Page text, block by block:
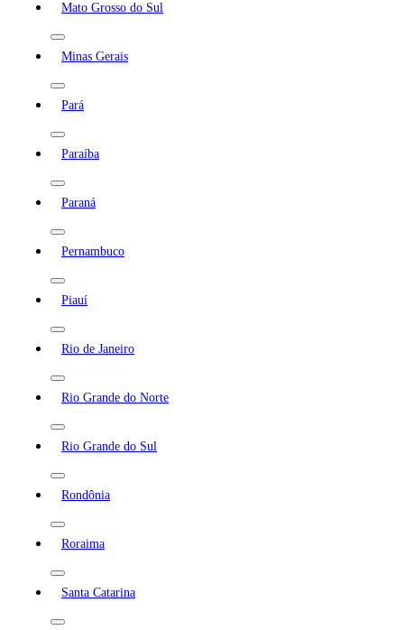
Mato Grosso do Sul
Minas Gerais
Pará
Paraíba
Paraná
Pernambuco
Piauí
Rio de Janeiro
Rio Grande do Norte
Rio Grande do Sul
Rondônia
Roraima
Santa Catarina